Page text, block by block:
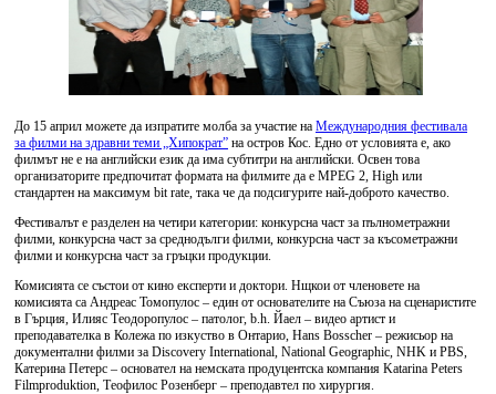
До 15 април можете да изпратите молба за участие на Международния фестивала
за филми на здравни теми „Хипократ” на остров Кос. Едно от условията е, ако
филмът не е на английски език да има субтитри на английски. Освен това
организаторите предпочитат формата на филмите да е MPEG 2, High или
стандартен на максимум bit rate, така че да подсигурите най-доброто качество.
Фестивалът е разделен на четири категории: конкурсна част за пълнометражни
филми, конкурсна част за среднодълги филми, конкурсна част за късометражни
филми и конкурсна част за гръцки продукции.
Комисията се състои от кино експерти и доктори. Нщкои от членовете на
комисията са Андреас Томопулос – един от основателите на Съюза на сценаристите
в Гърция, Илияс Теодоропулос – патолог, b.h. Йаел – видео артист и
преподавателка в Колежа по изкуство в Онтарио, Hans Bosscher – режисьор на
документални филми за Discovery International, National Geographic, NHK и PBS,
Катерина Петерс – основател на немската продуцентска компания Katarina Peters
Filmproduktion, Теофилос Розенберг – преподавтел по хирургия.